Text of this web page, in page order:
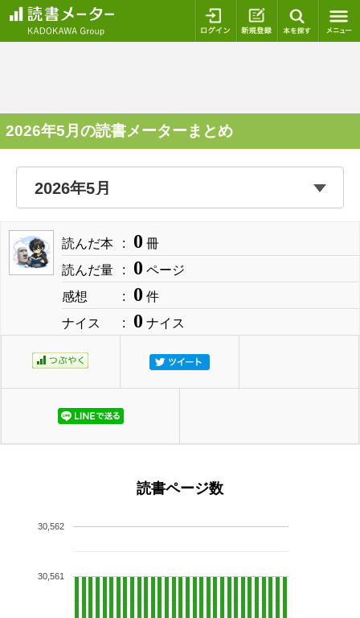
ログイン 新規登録
2026年5月の読書メーターまとめ
読んだ本 0 冊
読んだ量
0 ページ
感想
0 件
ナイス
0 ナイス
読書ページ数
30,561
30,562